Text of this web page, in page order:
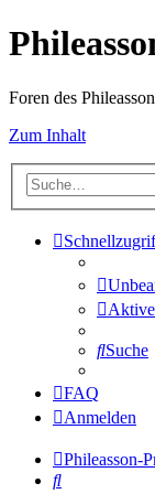
Foren des
Zum Inhalt
Suche
FAQ
Anmelden
Phileasson-
Suche